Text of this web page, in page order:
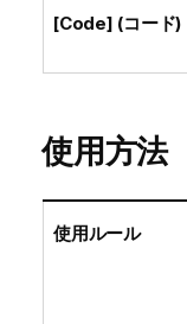
[Code] (コード)
使用方法
使用ルール